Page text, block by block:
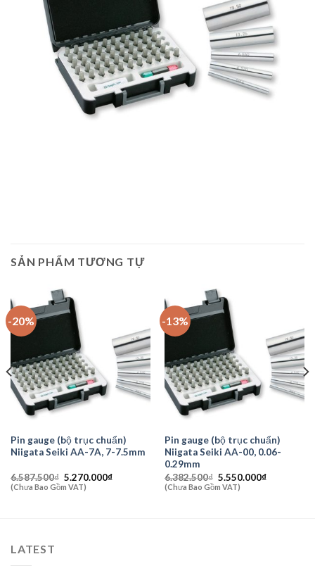
SẢN PHẨM TƯƠNG TỰ
-20%
Pin gauge (bộ trục chuẩn)
Niigata Seiki AA-7A, 7-7.5mm
6.587.500₫ Giá
gốc
5.270.000₫Giá
(Chưa Bao Gồm VAT)
-13%
Pin gauge (bộ trục chuẩn)
Niigata Seiki AA-00, 0.06-
0.29mm
6.382.500₫ Giá
gốc
5.550.000₫Giá
(Chưa Bao Gồm VAT)
LATEST